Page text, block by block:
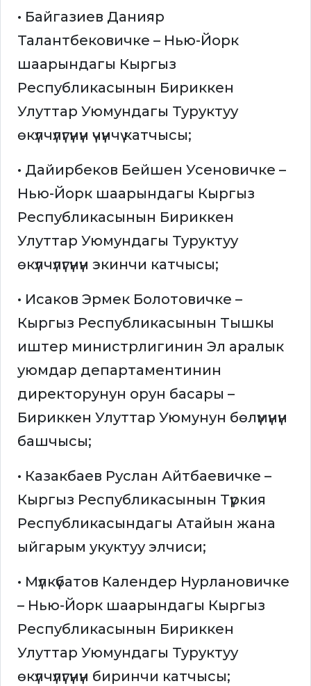
• Байгазиев Данияр
Талантбековичке – Нью-Йорк
шаарындагы Кыргыз
Республикасынын Бириккен
Улуттар Уюмундагы Туруктуу
өкүлчүлүгүнүн үчүнчү катчысы;
• Дайирбеков Бейшен Усеновичке –
Нью-Йорк шаарындагы Кыргыз
Республикасынын Бириккен
Улуттар Уюмундагы Туруктуу
өкүлчүлүгүнүн экинчи катчысы;
• Исаков Эрмек Болотовичке –
Кыргыз Республикасынын Тышкы
иштер министрлигинин Эл аралык
уюмдар департаментинин
директорунун орун басары –
Бириккен Улуттар Уюмунун бөлүмүнүн
башчысы;
• Казакбаев Руслан Айтбаевичке –
Кыргыз Республикасынын Түркия
Республикасындагы Атайын жана
ыйгарым укуктуу элчиси;
• Мүлкүбатов Календер Нурлановичке
– Нью-Йорк шаарындагы Кыргыз
Республикасынын Бириккен
Улуттар Уюмундагы Туруктуу
өкүлчүлүгүнүн биринчи катчысы;